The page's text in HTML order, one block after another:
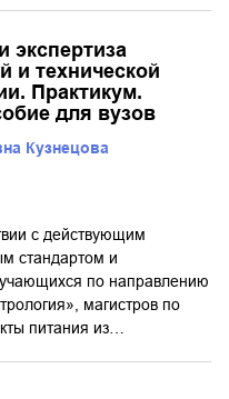
экспертиза
и технической
Практикум.
для вузов
Кузнецова
с действующим
стандартом и
по направлению
магистров по
питания из…